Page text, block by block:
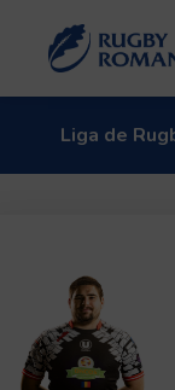
Liga de